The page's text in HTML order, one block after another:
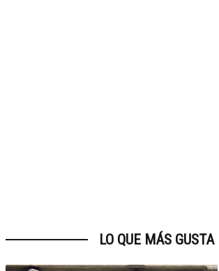
LO QUE MÁS GUSTA